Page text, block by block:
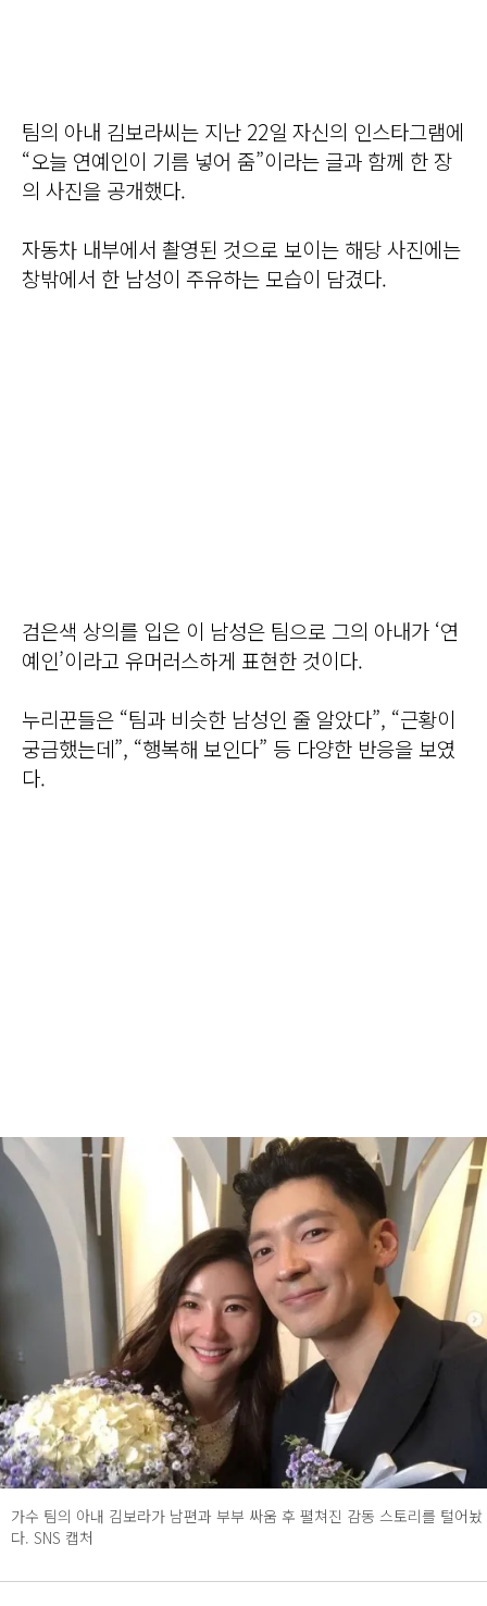
팀의 아내 김보라씨는 지난 22일 자신의 인스타그램에
“오늘 연예인이 기름 넣어 줌”이라는 글과 함께 한 장
의 사진을 공개했다.
자동차 내부에서 촬영된 것으로 보이는 해당 사진에는
창밖에서 한 남성이 주유하는 모습이 담겼다.
검은색 상의를 입은 이 남성은 팀으로 그의 아내가 ‘연
예인’이라고 유머러스하게 표현한 것이다.
누리꾼들은 “팀과 비슷한 남성인 줄 알았다”, “근황이
궁금했는데”, “행복해 보인다” 등 다양한 반응을 보였
다.
가수 팀의 아내 김보라가 남편과 부부 싸움 후 펼쳐진 감동 스토리를 털어놨
다. SNS 캡처